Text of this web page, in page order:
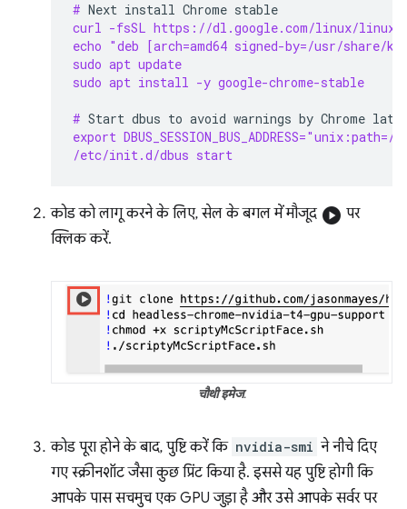
# Next install Chrome
curl -fsSL https://dl.google.com/linux/
echo "deb [arch=amd64 signed-by=/usr/
sudo apt update
sudo apt install -y google-chrome-stable
# Start dbus to avoid warnings by Chrome
export
/etc/init.d/dbus start
कोड को लागू करने के लिए, सेल के बगल में मौजूद play_circle पर
क्लिक करें.
चौथी इमेज.
कोड पूरा होने के बाद, पुष्टि करें कि nvidia-smi ने नीचे दिए
गए स्क्रीनशॉट जैसा कुछ प्रिंट किया है. इससे यह पुष्टि होगी कि
आपके पास सचमुच एक GPU जुड़ा है और उसे आपके सर्वर पर